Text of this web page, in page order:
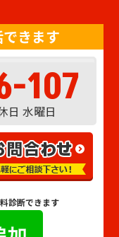
きます
107
日 水曜日
診断できます